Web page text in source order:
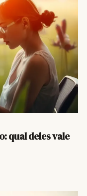
qual deles vale